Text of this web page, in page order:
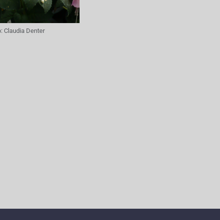
Claudia Denter